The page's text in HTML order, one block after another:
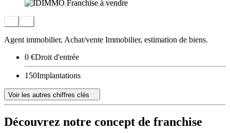
Agent immobilier, Achat/vente Immobilier, estimation de biens.
0 €Droit d'entrée
150Implantations
Voir les autres chiffres clés
Découvrez notre concept de franchise